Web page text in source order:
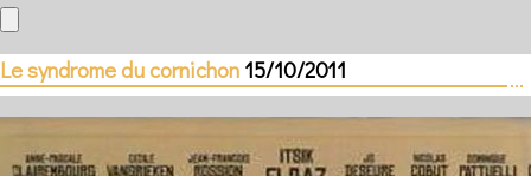
Le syndrome du cornichon 15/10/2011